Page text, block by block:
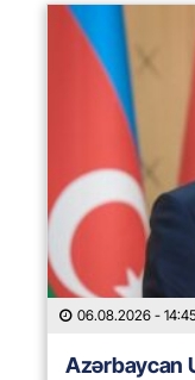
06.08.2026 -
Azərbaycan